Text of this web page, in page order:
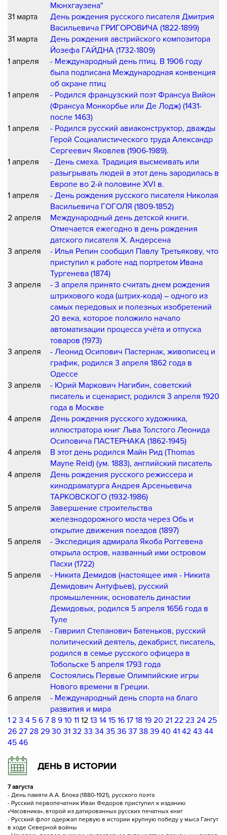
Мюнхгаузена"
31 марта
День рождения русского писателя Дмитрия
Васильевича ГРИГОРОВИЧА (1822-1899)
31 марта
День рождения австрийского композитора
Йозефа ГАЙДНА (1732-1809)
1 апреля
- Международный день птиц. В 1906 году
была подписана Международная конвенция
об охране птиц
1 апреля
- Родился французский поэт Франсуа Вийон
(Франсуа Монкорбье или Де Лодж) (1431-
после 1463)
1 апреля
- Родился русский авиаконструктор, дважды
Герой Социалистического труда Александр
Сергеевич Яковлев (1906-1989).
1 апреля
- День смеха. Традиция высмеивать или
разыгрывать людей в этот день зародилась в
Европе во 2-й половине XVI в.
1 апреля
- День рождения русского писателя Николая
Васильевича ГОГОЛЯ (1809-1852)
2 апреля
Международный день детской книги.
Отмечается ежегодно в день рождения
датского писателя Х. Андерсена
3 апреля
- Илья Репин сообщил Павлу Третьякову, что
приступил к работе над портретом Ивана
Тургенева (1874)
3 апреля
- 3 апреля принято считать днем рождения
штрихового кода (штрих-кода) – одного из
самых передовых и полезных изобретений
20 века, которое положило начало
автоматизации процесса учёта и отпуска
товаров (1973)
3 апреля
- Леонид Осипович Пастернак, живописец и
график, родился 3 апреля 1862 года в
Одессе
3 апреля
- Юрий Маркович Нагибин, советский
писатель и сценарист, родился 3 апреля 1920
года в Москве
4 апреля
День рождения русского художника,
иллюстратора книг Льва Толстого Леонида
Осиповича ПАСТЕРНАКА (1862-1945)
4 апреля
В этот день родился Майн Рид (Thomas
Mayne Reid) (ум. 1883), английский писатель
4 апреля
День рождения русского режиссера и
кинодраматурга Андрея Арсеньевича
ТАРКОВСКОГО (1932-1986)
5 апреля
Завершение строительства
железнодорожного моста через Обь и
открытие движения поездов (1897)
5 апреля
- Экспедиция адмирала Якоба Роггевена
открыла остров, названный ими островом
Пасхи (1722)
5 апреля
- Никита Демидов (настоящее имя - Никита
Демидович Антуфьев), русский
промышленник, основатель династии
Демидовых, родился 5 апреля 1656 года в
Туле
5 апреля
- Гавриил Степанович Батеньков, русский
политический деятель, декабрист, писатель,
родился в семье русского офицера в
Тобольске 5 апреля 1793 года
6 апреля
Состоялись Первые Олимпийские игры
Нового времени в Греции.
6 апреля
- Международный день спорта на благо
развития и мира
1 2 3 4 5 6 7 8 9 10 11 12 13 14 15 16 17 18 19 20 21 22 23 24 25
26 27 28 29 30 31 32 33 34 35 36 37 38 39 40 41 42 43 44
45 46
ДЕНЬ В ИСТОРИИ
7 августа
- День памяти А.А. Блока (1880-1921), русского поэта
- Русский первопечатник Иван Федоров приступил к изданию
«Часовника», второй из датированных русских печатных книг
- Русский флот одержал первую в истории крупную победу у мыса Гангут
в ходе Северной войны